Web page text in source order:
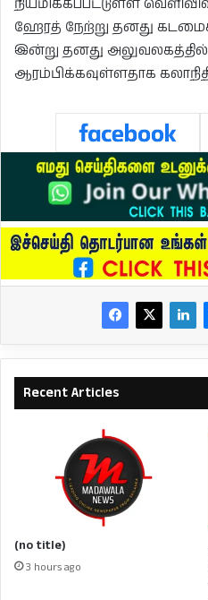
நியமிக்கப்பட்டுள்ள
ஹேரத் நேற்று தனது
இன்று தனது
ஆரம்பிக்கவுள்ளதாக
Recent Articles
(no title)
3 hours ago